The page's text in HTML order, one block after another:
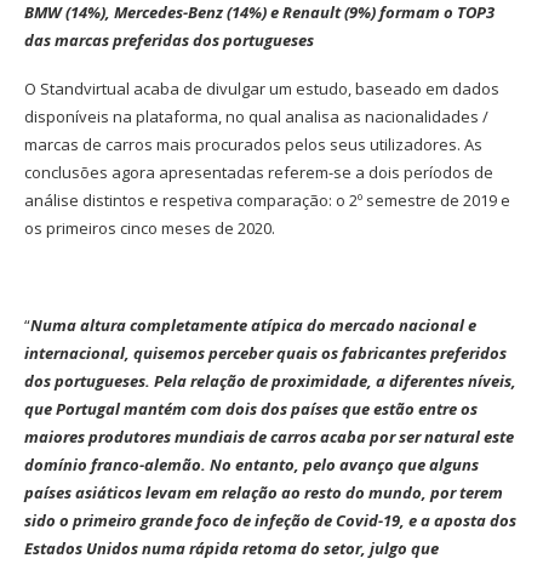
BMW (14%), Mercedes-Benz (14%) e Renault (9%) formam o TOP3
das marcas preferidas dos portugueses
O Standvirtual acaba de divulgar um estudo, baseado em dados
disponíveis na plataforma, no qual analisa as nacionalidades /
marcas de carros mais procurados pelos seus utilizadores. As
conclusões agora apresentadas referem-se a dois períodos de
análise distintos e respetiva comparação: o 2º semestre de 2019 e
os primeiros cinco meses de 2020.
“Numa altura completamente atípica do mercado nacional e
internacional, quisemos perceber quais os fabricantes preferidos
dos portugueses. Pela relação de proximidade, a diferentes níveis,
que Portugal mantém com dois dos países que estão entre os
maiores produtores mundiais de carros acaba por ser natural este
domínio franco-alemão. No entanto, pelo avanço que alguns
países asiáticos levam em relação ao resto do mundo, por terem
sido o primeiro grande foco de infeção de Covid-19, e a aposta dos
Estados Unidos numa rápida retoma do setor, julgo que